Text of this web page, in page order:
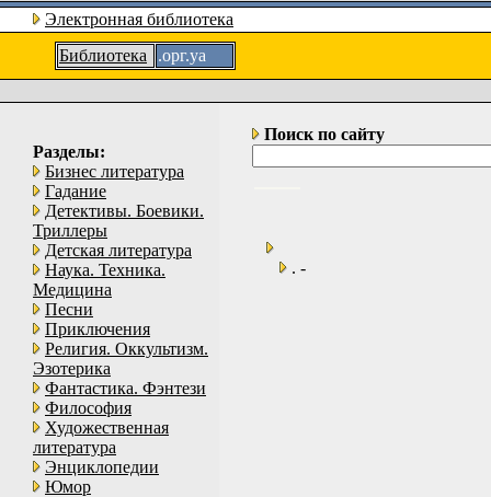
Электронная библиотека
Библиотека
.орг.уа
Разделы:
Бизнес литература
Гадание
Детективы. Боевики.
Триллеры
Детская литература
Наука. Техника.
Медицина
Песни
Приключения
Религия. Оккультизм.
Эзотерика
Фантастика. Фэнтези
Философия
Художественная
литература
Энциклопедии
Юмор
Поиск по сайту
. -